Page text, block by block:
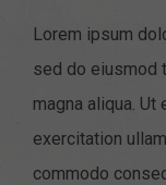
Lorem ipsum
sed do eiusmod
magna aliqua.
exercitation
commodo